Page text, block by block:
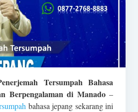
Tersumpah Bahasa
Berpengalaman di Manado–
bahasa jepang sekarang ini